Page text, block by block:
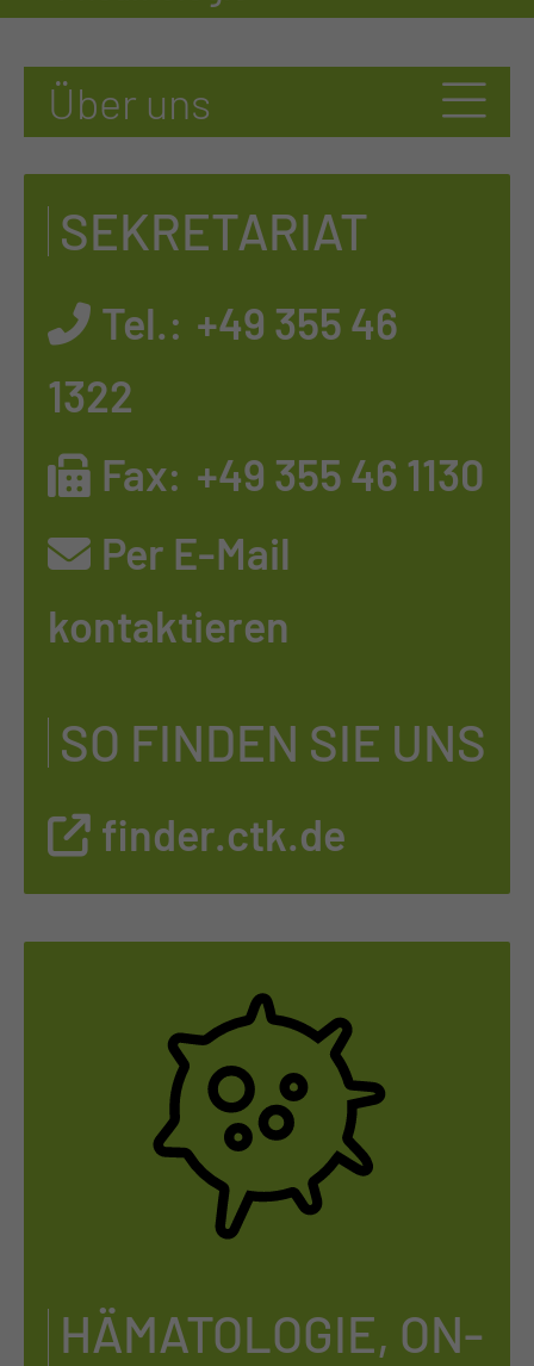
SEKRETARIAT
Tel.: +49 355 46
1322
Fax: +49 355 46 1130
Per E-Mail
kontaktieren
SO FINDEN SIE UNS
finder.ctk.de
HÄ­MA­TO­LO­GIE, ON­